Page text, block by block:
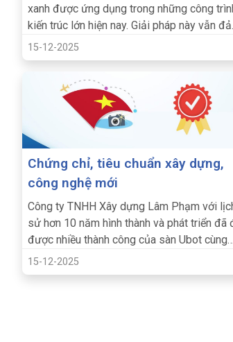
xanh được ứng dụng trong những công
kiến trúc lớn hiện nay. Giải pháp này vẫn
bảo các yêu cầu về khả
15-12-2025
Chứng chỉ, tiêu chuẩn xây dựng,
công nghệ mới
Công ty TNHH Xây dựng Lâm Phạm với
sử hơn 10 năm hình thành và phát triển đã
được nhiều thành công của sàn Ubot cùng
với...
15-12-2025